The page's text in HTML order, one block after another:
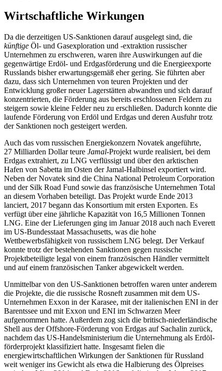
Wirtschaftliche Wirkungen
Da die derzeitigen US-Sanktionen darauf ausgelegt sind, die
künftige Öl- und Gas­exploration und ‑extraktion russischer
Unternehmen zu erschweren, waren ihre Auswirkungen auf die
gegenwärtige Erdöl- und Erdgasförderung und die Energieexporte
Russlands bisher erwartungsgemäß eher gering. Sie führten aber
dazu, dass sich Unternehmen von teuren Projekten und der
Entwicklung großer neuer Lagerstätten ab­wandten und sich darauf
konzentrierten, die Förderung aus bereits erschlossenen Feldern zu
steigern sowie kleine Felder neu zu erschließen. Dadurch konnte die
lau­fende Förderung von Erdöl und Erdgas und deren Ausfuhr trotz
der Sanktionen noch gesteigert werden.
Auch das vom russischen Energiekonzern Novatek angeführte,
27 Mil­liarden Dollar teure Jamal-Projekt wurde realisiert, bei dem
Erdgas extrahiert, zu LNG verflüssigt und über den ark­tischen
Hafen von Sabetta im Osten der Jamal-Halbinsel exportiert wird.
Neben der Novatek sind die China National Petroleum Corporation
und der Silk Road Fund sowie das französische Unternehmen Total
an diesem Vorhaben beteiligt. Das Pro­jekt wurde Ende 2013
lanciert, 2017 begann das Konsortium mit ersten Expor­ten. Es
verfügt über eine jähr­liche Kapazität von 16,5 Millionen Tonnen
LNG. Eine der Lieferungen ging im Januar 2018 auch nach Everett
im US-Bundesstaat Massachusetts, was die hohe
Wettbewerbsfähigkeit von russischem LNG belegt. Der Verkauf
konnte trotz der bestehenden Sanktionen gegen russische
Projektbeteilig­te legal von einem französischen Händler vermittelt
und auf einem französischen Tanker ab­gewickelt werden.
Unmittelbar von den US-Sanktionen be­troffen waren unter anderem
die Projekte, die die russische Rosneft zusammen mit dem US-
Unternehmen Exxon in der Kara­see, mit der italienischen ENI in der
Barents­see und mit Exxon und ENI im Schwarzen Meer
aufgenommen hatte. Außerdem zog sich die britisch-niederländische
Shell aus der Offshore-Förderung von Erdgas auf Sachalin zu­rück,
nachdem das US-Handels­ministe­rium die Unternehmung als Erdöl­
förderprojekt klassifiziert hatte. Insgesamt fielen die
energiewirtschaftlichen Wirkungen der Sanktionen für Russland
weit weni­ger ins Gewicht als etwa die Halbierung des Ölpreises